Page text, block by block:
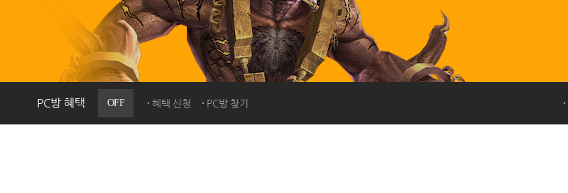
PC방 혜택 OFF 혜택 신청 PC방 찾기
PC방으로간다
통합보급센터
GM노트